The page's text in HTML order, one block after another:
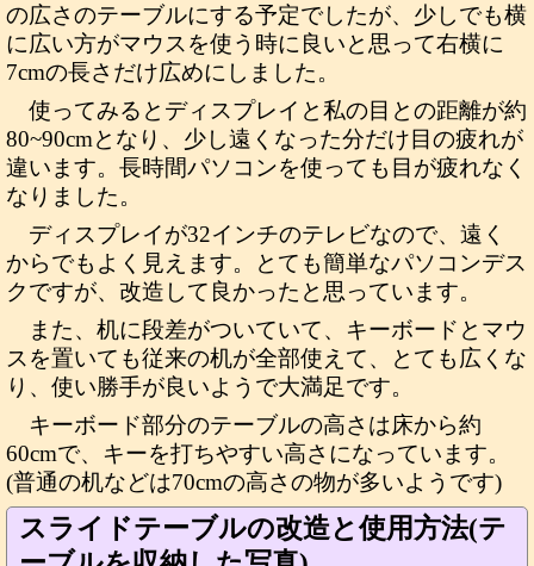
の広さのテーブルにする予定でしたが、少しでも横
に広い方がマウスを使う時に良いと思って右横に
7cmの長さだけ広めにしました。
使ってみるとディスプレイと私の目との距離が約
80~90cmとなり、少し遠くなった分だけ目の疲れが
違います。長時間パソコンを使っても目が疲れなく
なりました。
ディスプレイが32インチのテレビなので、遠く
からでもよく見えます。とても簡単なパソコンデス
クですが、改造して良かったと思っています。
また、机に段差がついていて、キーボードとマウ
スを置いても従来の机が全部使えて、とても広くな
り、使い勝手が良いようで大満足です。
キーボード部分のテーブルの高さは床から約
60cmで、キーを打ちやすい高さになっています。
(普通の机などは70cmの高さの物が多いようです)
スライドテーブルの改造と使用方法(テ